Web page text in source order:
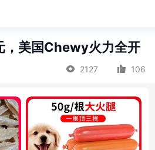
美国Chewy火力全开
2127 106